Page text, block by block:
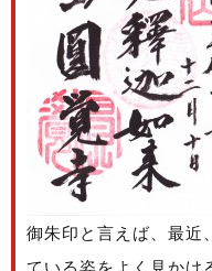
御朱印と言えば、最近